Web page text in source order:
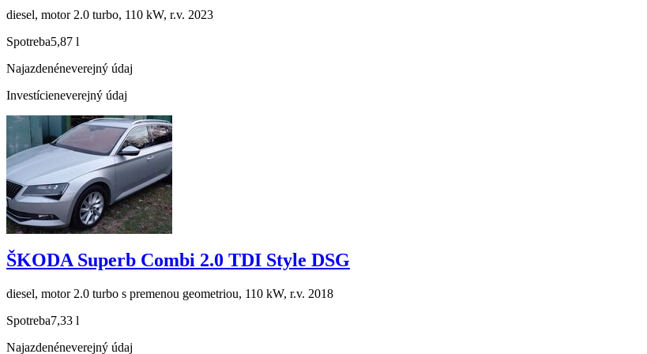
diesel, motor 2.0 turbo, 110 kW, r.v. 2023
Spotreba5,87 l
Najazdenéneverejný údaj
Investícieneverejný údaj
ŠKODA Superb Combi 2.0 TDI Style DSG
diesel, motor 2.0 turbo s premenou geometriou, 110 kW, r.v. 2018
Spotreba7,33 l
Najazdenéneverejný údaj